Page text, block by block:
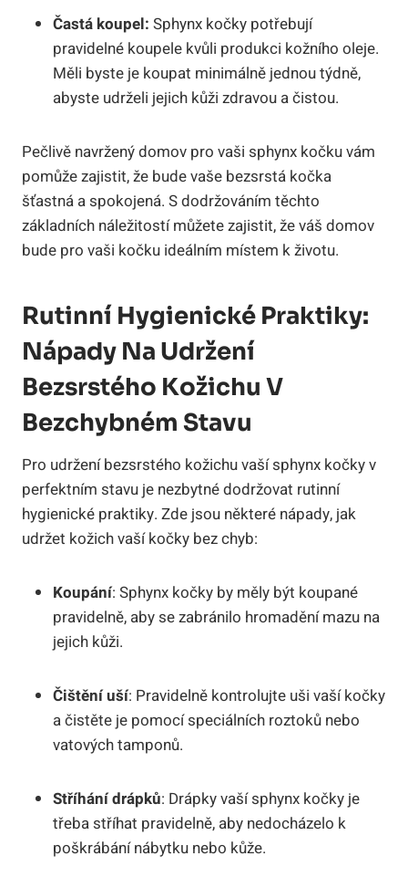
Častá koupel: Sphynx kočky potřebují
pravidelné koupele kvůli produkci kožního oleje.
Měli byste je koupat minimálně jednou týdně,
abyste udrželi jejich kůži zdravou a čistou.
Pečlivě navržený domov pro vaši sphynx kočku vám
pomůže zajistit, že bude vaše bezsrstá kočka
šťastná a spokojená. S dodržováním těchto
základních náležitostí můžete zajistit, že váš domov
bude pro vaši kočku ideálním místem k životu.
Rutinní Hygienické Praktiky:
Nápady Na Udržení
Bezsrstého Kožichu V
Bezchybném Stavu
Pro udržení bezsrstého kožichu vaší sphynx kočky v
perfektním stavu je nezbytné dodržovat rutinní
hygienické praktiky. Zde jsou některé nápady, jak
udržet kožich vaší kočky bez chyb:
Koupání: Sphynx kočky by měly být koupané
pravidelně, aby se zabránilo hromadění mazu na
jejich kůži.
Čištění uší: Pravidelně kontrolujte uši vaší kočky
a čistěte je pomocí speciálních roztoků nebo
vatových tamponů.
Stříhání drápků: Drápky vaší sphynx kočky je
třeba stříhat pravidelně, aby nedocházelo k
poškrábání nábytku nebo kůže.